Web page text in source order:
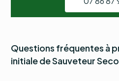
Questions fréquentes à
initiale de Sauveteur